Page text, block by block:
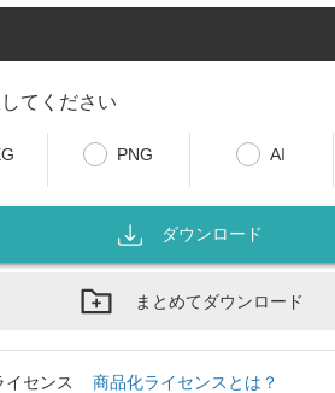
てください
PNG AI
ダウンロード
まとめてダウンロード
イセンス 商品化ライセンスとは？